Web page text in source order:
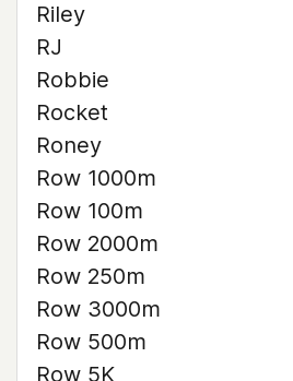
Riley
RJ
Robbie
Rocket
Roney
Row 1000m
Row 100m
Row 2000m
Row 250m
Row 3000m
Row 500m
Row 5K